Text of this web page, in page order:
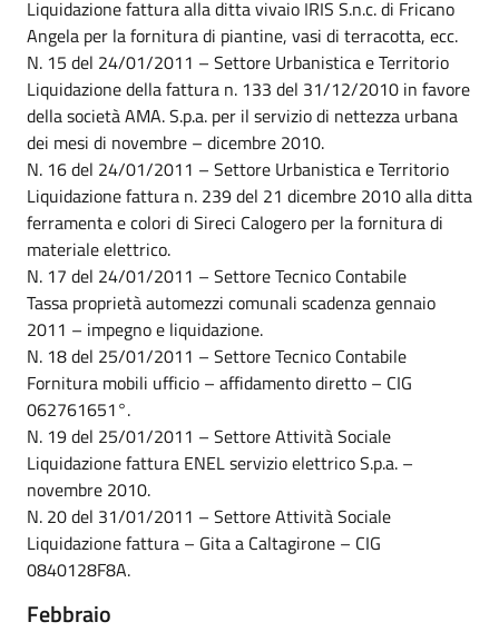
Liquidazione fattura alla ditta vivaio IRIS S.n.c. di Fricano
Angela per la fornitura di piantine, vasi di terracotta, ecc.
N. 15 del 24/01/2011 – Settore Urbanistica e Territorio
Liquidazione della fattura n. 133 del 31/12/2010 in favore
della società AMA. S.p.a. per il servizio di nettezza urbana
dei mesi di novembre – dicembre 2010.
N. 16 del 24/01/2011 – Settore Urbanistica e Territorio
Liquidazione fattura n. 239 del 21 dicembre 2010 alla ditta
ferramenta e colori di Sireci Calogero per la fornitura di
materiale elettrico.
N. 17 del 24/01/2011 – Settore Tecnico Contabile
Tassa proprietà automezzi comunali scadenza gennaio
2011 – impegno e liquidazione.
N. 18 del 25/01/2011 – Settore Tecnico Contabile
Fornitura mobili ufficio – affidamento diretto – CIG
062761651°.
N. 19 del 25/01/2011 – Settore Attività Sociale
Liquidazione fattura ENEL servizio elettrico S.p.a. –
novembre 2010.
N. 20 del 31/01/2011 – Settore Attività Sociale
Liquidazione fattura – Gita a Caltagirone – CIG
0840128F8A.
Febbraio